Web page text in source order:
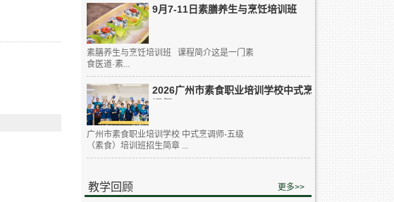
9月7-11日素膳养生与烹饪培训班
素膳养生与烹饪培训班 课程简介这是一门素
食医道·素...
2026广州市素食职业培训学校中式烹
广州市素食职业培训学校 中式烹调师-五级
（素食）培训班招生简章 ...
教学回顾 更多>>